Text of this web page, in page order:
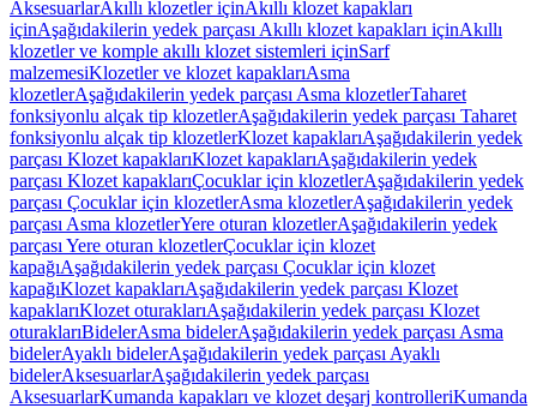
AksesuarlarAkıllı klozetler içinAkıllı klozet kapakları
içinAşağıdakilerin yedek parçası Akıllı klozet kapakları içinAkıllı
klozetler ve komple akıllı klozet sistemleri içinSarf
malzemesiKlozetler ve klozet kapaklarıAsma
klozetlerAşağıdakilerin yedek parçası Asma klozetlerTaharet
fonksiyonlu alçak tip klozetlerAşağıdakilerin yedek parçası Taharet
fonksiyonlu alçak tip klozetlerKlozet kapaklarıAşağıdakilerin yedek
parçası Klozet kapaklarıKlozet kapaklarıAşağıdakilerin yedek
parçası Klozet kapaklarıÇocuklar için klozetlerAşağıdakilerin yedek
parçası Çocuklar için klozetlerAsma klozetlerAşağıdakilerin yedek
parçası Asma klozetlerYere oturan klozetlerAşağıdakilerin yedek
parçası Yere oturan klozetlerÇocuklar için klozet
kapağıAşağıdakilerin yedek parçası Çocuklar için klozet
kapağıKlozet kapaklarıAşağıdakilerin yedek parçası Klozet
kapaklarıKlozet oturaklarıAşağıdakilerin yedek parçası Klozet
oturaklarıBidelerAsma bidelerAşağıdakilerin yedek parçası Asma
bidelerAyaklı bidelerAşağıdakilerin yedek parçası Ayaklı
bidelerAksesuarlarAşağıdakilerin yedek parçası
AksesuarlarKumanda kapakları ve klozet deşarj kontrolleriKumanda